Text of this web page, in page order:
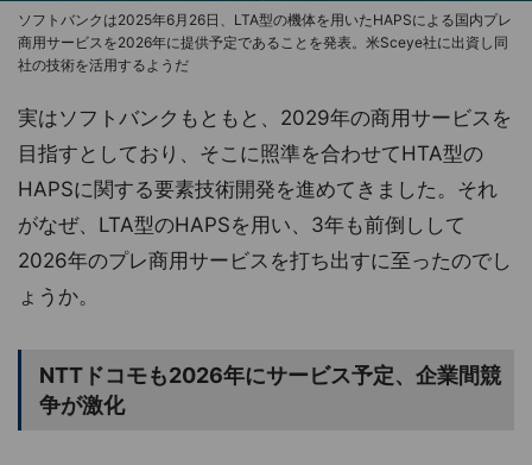
ソフトバンクは2025年6月26日、LTA型の機体を用いたHAPSによる国内プレ
商用サービスを2026年に提供予定であることを発表。米Sceye社に出資し同
社の技術を活用するようだ
実はソフトバンクもともと、2029年の商用サービスを
目指すとしており、そこに照準を合わせてHTA型の
HAPSに関する要素技術開発を進めてきました。それ
がなぜ、LTA型のHAPSを用い、3年も前倒しして
2026年のプレ商用サービスを打ち出すに至ったのでし
ょうか。
NTTドコモも2026年にサービス予定、企業間競
争が激化